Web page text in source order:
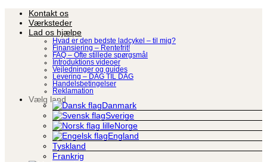
Fortsæt
indhold
Kontakt os
Værksteder
Lad os hjælpe
Hvad er den bedste ladcykel – til mig?
Finansiering – Rentefrit!
FAQ – Ofte stillede spørgsmål
Introduktions videoer
Vejledninger og guides
Levering – DAG TIL DAG
Handelsbetingelser
Reklamation
Vælg land
Danmark
Sverige
Norge
England
Tyskland
Frankrig